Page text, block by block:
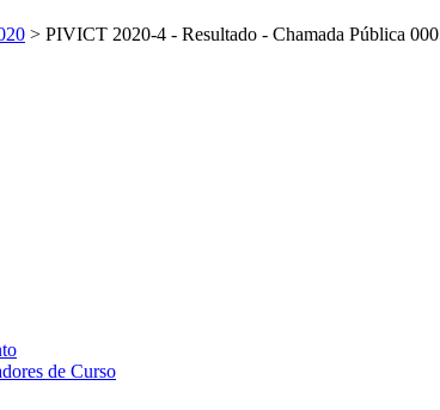
> PIVICT 2020-4 - Resultado - Chamada Pública
de Curso